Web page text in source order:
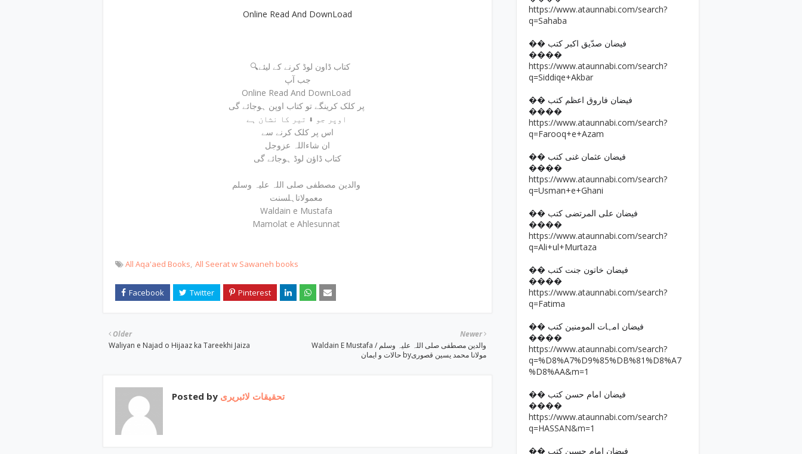
Online Read And DownLoad
🔍کتاب ڈاون لوڈ کرنے کے لیئے
جب آپ
Online Read And DownLoad
اس پر کلک کرنے سے
ان شاءاللہ عزوجل
کتاب ڈاؤن لوڈ ہوجائے گی
Waldain e Mustafa
Mamolat e Ahlesunnat
All Aqa'aed Books All Seerat w Sawaneh books
Newer
Waldain E Mustafa / والدین مصطفی صلی اللہ علیہ وسلم
حالات و ایمان byمولانا محمد یسین قصوری
Older
Waliyan e Najad o Hijaaz ka Tareekhi Jaiza
Posted by تحقیقات لائبریری
https://www.ataunnabi.com/search?
q=Sahaba
�� فیضان صدّیق اکبر کتب
����
https://www.ataunnabi.com/search?
q=Siddiqe+Akbar
�� فیضان فاروق اعظم کتب
����
https://www.ataunnabi.com/search?
q=Farooq+e+Azam
�� فیضان عثمان غنی کتب
����
https://www.ataunnabi.com/search?
q=Usman+e+Ghani
�� فیضان علی المرتضی کتب
����
https://www.ataunnabi.com/search?
q=Ali+ul+Murtaza
�� فیضان خاتون جنت کتب
����
https://www.ataunnabi.com/search?
q=Fatima
�� فیضان امہات المومنین کتب
����
https://www.ataunnabi.com/search?
q=%D8%A7%D9%85%DB%81%D8%A7
%D8%AA&m=1
�� فیضان امام حسن کتب
����
https://www.ataunnabi.com/search?
q=HASSAN&m=1
�� فیضان امام حسین کتب